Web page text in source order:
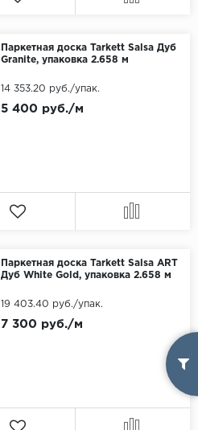
Паркетная доска Tarkett Salsa Дуб
Granite, упаковка 2.658 м
5 400 руб./м
14 353.20 руб./упак.
Паркетная доска Tarkett Salsa ART
Дуб White Gold, упаковка 2.658 м
7 300 руб./м
19 403.40 руб./упак.